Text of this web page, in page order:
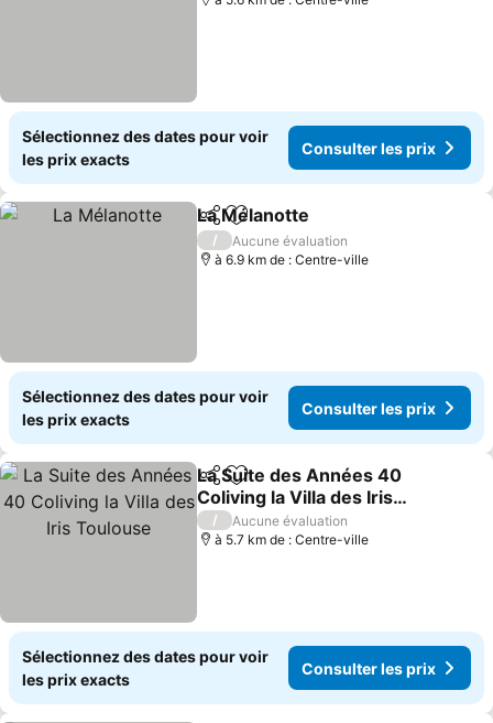
Sélectionnez des dates pour voir
les prix exacts
Consulter les prix
PartagerAjouter à mes favoris
La Mélanotte
/
Aucune évaluation
à 6.9 km de : Centre-ville
Sélectionnez des dates pour voir
les prix exacts
Consulter les prix
PartagerAjouter à mes favoris
La Suite des Années 40
Coliving la Villa des Iris
Toulouse
/
Aucune évaluation
à 5.7 km de : Centre-ville
Sélectionnez des dates pour voir
les prix exacts
Consulter les prix